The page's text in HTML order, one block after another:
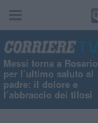
Messi torna a Rosario
per l’ultimo saluto al
padre: il dolore e
l’abbraccio dei tifosi